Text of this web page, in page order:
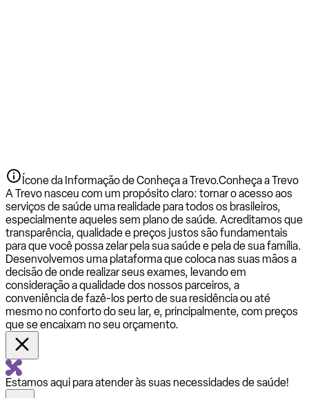
Ícone da Informação de Conheça a Trevo.Conheça a Trevo
A Trevo nasceu com um propósito claro: tornar o acesso aos
serviços de saúde uma realidade para todos os brasileiros,
especialmente aqueles sem plano de saúde. Acreditamos que
transparência, qualidade e preços justos são fundamentais
para que você possa zelar pela sua saúde e pela de sua família.
Desenvolvemos uma plataforma que coloca nas suas mãos a
decisão de onde realizar seus exames, levando em
consideração a qualidade dos nossos parceiros, a
conveniência de fazê-los perto de sua residência ou até
mesmo no conforto do seu lar, e, principalmente, com preços
que se encaixam no seu orçamento.
Estamos aqui para atender às suas necessidades de saúde!